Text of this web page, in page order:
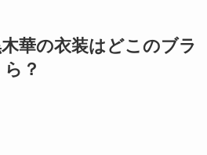
木華の衣装はどこのブラ
？